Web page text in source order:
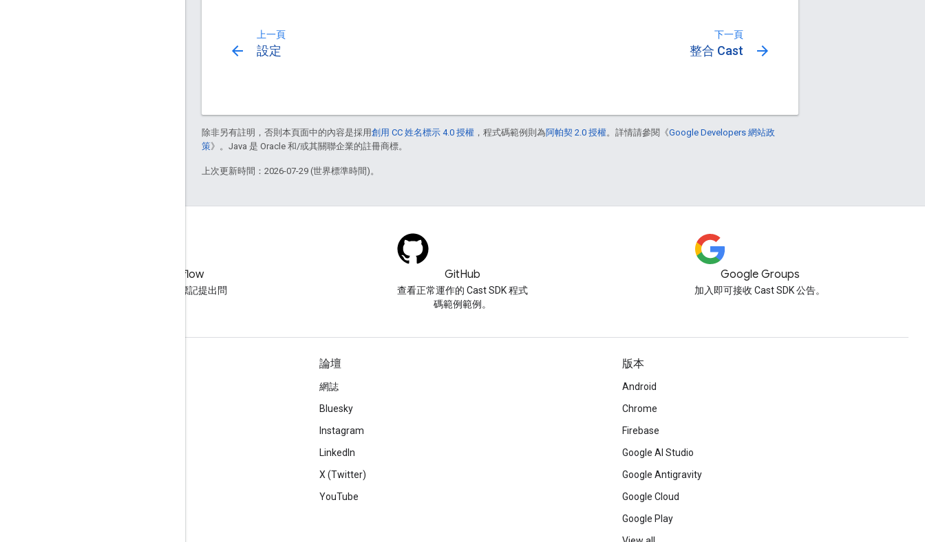
上一頁
arrow_back 設定
下一頁
整合 Cast arrow_forward
除非另有註明，否則本頁面中的內容是採用創用 CC 姓名標示 4.0 授權 ，程式碼範例則為阿帕契 2.0 授權。詳情請參閱《Google Developers 網站政
策》。Java 是 Oracle 和/或其關聯企業的註冊商標。
上次更新時間：2026-07-29 (世界標準時間)。
Stack Overflow
使用 google-cast 標記提出問
GitHub
查看正常運作的 Cast SDK 程式
碼範例範例。
Google Groups
加入即可接收 Cast SDK 公告。
論壇
網誌
Bluesky
Instagram
LinkedIn
X (Twitter)
YouTube
版本
Android
Chrome
Firebase
Google AI Studio
Google Antigravity
Google Cloud
Google Play